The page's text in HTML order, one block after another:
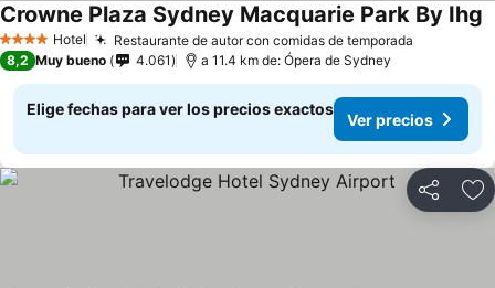
4 EstrellasHotel Restaurante de autor con comidas de temporada
Crowne Plaza Sydney Macquarie Park By Ihg
8,2 Muy bueno 4.061 a 11.4 km de: Ópera de Sydney
Elige fechas para ver los precios exactos
Ver precios
Compartir